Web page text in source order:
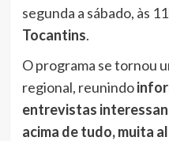
segunda a sábado, às
Tocantins.
O programa se tornou
regional, reunindo
entrevistas
acima de tudo, muita